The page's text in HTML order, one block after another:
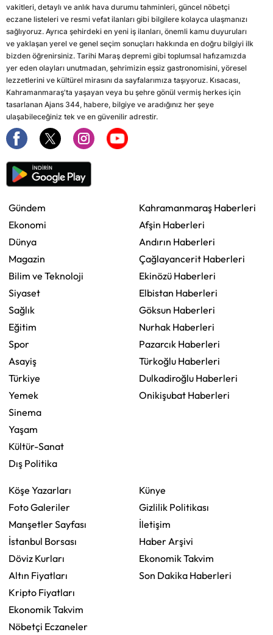
vakitleri, detaylı ve anlık hava durumu tahminleri, güncel nöbetçi
eczane listeleri ve resmi vefat ilanları gibi bilgilere kolayca ulaşmanızı
sağlıyoruz. Ayrıca şehirdeki en yeni iş ilanları, önemli kamu duyuruları
ve yaklaşan yerel ve genel seçim sonuçları hakkında en doğru bilgiyi ilk
bizden öğrenirsiniz. Tarihi Maraş depremi gibi toplumsal hafızamızda
yer eden olayları unutmadan, şehrimizin eşsiz gastronomisini, yöresel
lezzetlerini ve kültürel mirasını da sayfalarımıza taşıyoruz. Kısacası,
Kahramanmaraş'ta yaşayan veya bu şehre gönül vermiş herkes için
tasarlanan Ajans 344, habere, bilgiye ve aradığınız her şeye
ulaşabileceğiniz tek ve en güvenilir adrestir.
Gündem
Ekonomi
Dünya
Magazin
Bilim ve Teknoloji
Siyaset
Sağlık
Eğitim
Spor
Asayiş
Türkiye
Yemek
Sinema
Yaşam
Kültür-Sanat
Dış Politika
Kahramanmaraş Haberleri
Afşin Haberleri
Andırın Haberleri
Çağlayancerit Haberleri
Ekinözü Haberleri
Elbistan Haberleri
Göksun Haberleri
Nurhak Haberleri
Pazarcık Haberleri
Türkoğlu Haberleri
Dulkadiroğlu Haberleri
Onikişubat Haberleri
Köşe Yazarları
Foto Galeriler
Manşetler Sayfası
İstanbul Borsası
Döviz Kurları
Altın Fiyatları
Kripto Fiyatları
Ekonomik Takvim
Nöbetçi Eczaneler
Künye
Gizlilik Politikası
İletişim
Haber Arşivi
Ekonomik Takvim
Son Dakika Haberleri